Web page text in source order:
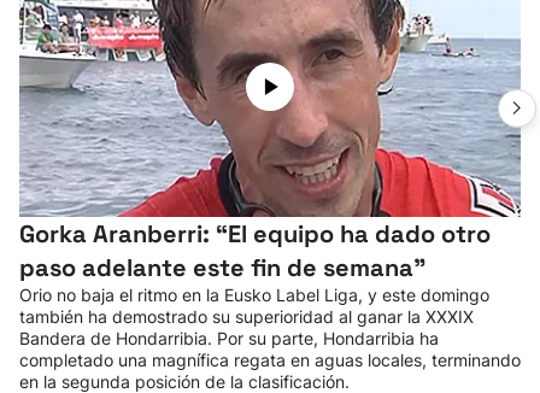
Gorka Aranberri: “El equipo ha dado otro
paso adelante este fin de semana"
Orio no baja el ritmo en la Eusko Label Liga, y este domingo
también ha demostrado su superioridad al ganar la XXXIX
Bandera de Hondarribia. Por su parte, Hondarribia ha
completado una magnífica regata en aguas locales, terminando
en la segunda posición de la clasificación.